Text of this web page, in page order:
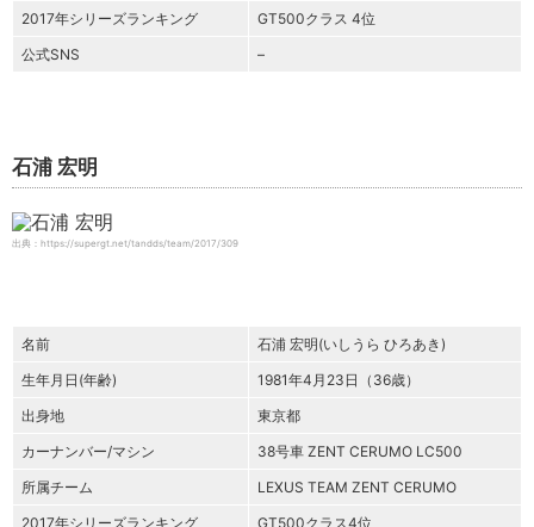
2017年シリーズランキング
GT500クラス 4位
公式SNS
–
石浦 宏明
出典：https://supergt.net/tandds/team/2017/309
名前
石浦 宏明(いしうら ひろあき)
生年月日(年齢)
1981年4月23日（36歳）
出身地
東京都
カーナンバー/マシン
38号車 ZENT CERUMO LC500
所属チーム
LEXUS TEAM ZENT CERUMO
2017年シリーズランキング
GT500クラス4位